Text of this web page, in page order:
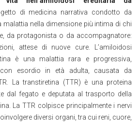
i
g
a
t
o
n
di medicina narrativa condotto da
malattia nella dimensione più intima di chi
da protagonista o da accompagnatore:
attese di nuove cure. L’amiloidosi
è una malattia rara e progressiva,
esordio in età adulta, causata da
La transtiretina (TTR) è una proteina
dal fegato e deputata al trasporto della
La TTR colpisce principalmente i nervi
diversi organi, tra cui reni, cuore,